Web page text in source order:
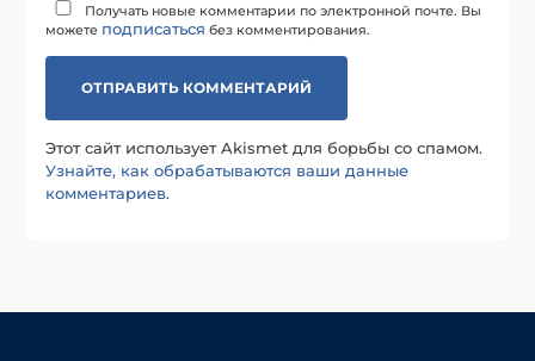
Получать новые комментарии по электронной почте. Вы
можете подписаться без комментирования.
Этот сайт использует Akismet для борьбы со спамом.
Узнайте, как обрабатываются ваши данные
комментариев.